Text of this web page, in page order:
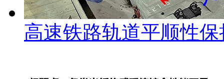
高速铁路轨道平顺性